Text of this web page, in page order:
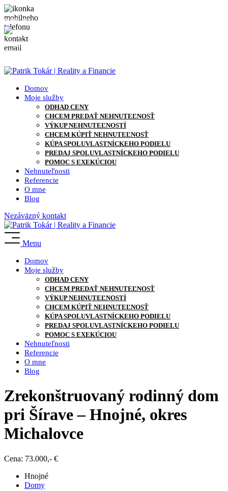
0905 871 127
info@patriktokar.sk
0905 871 127
Domov
Moje služby
ODHAD CENY
CHCEM PREDAŤ NEHNUTEĽNOSŤ
VÝKUP NEHNUTEĽNOSTÍ
CHCEM KÚPIŤ NEHNUTEĽNOSŤ
KÚPA SPOLUVLASTNÍCKEHO PODIELU
PREDAJ SPOLUVLASTNÍCKEHO PODIELU
POMOC S EXEKÚCIOU
Nehnuteľnosti
Referencie
O mne
Blog
Nezáväzný kontakt
Menu
Domov
Moje služby
ODHAD CENY
CHCEM PREDAŤ NEHNUTEĽNOSŤ
VÝKUP NEHNUTEĽNOSTÍ
CHCEM KÚPIŤ NEHNUTEĽNOSŤ
KÚPA SPOLUVLASTNÍCKEHO PODIELU
PREDAJ SPOLUVLASTNÍCKEHO PODIELU
POMOC S EXEKÚCIOU
Nehnuteľnosti
Referencie
O mne
Blog
Zrekonštruovaný rodinný dom
pri Šírave – Hnojné, okres
Michalovce
Cena: 73.000,- €
Hnojné
Domy